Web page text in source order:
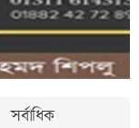
সর্বাধিক